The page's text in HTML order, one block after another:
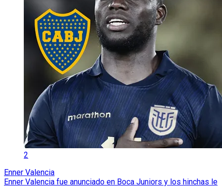
2
Enner Valencia
Enner Valencia fue anunciado en Boca Juniors y los hinchas le